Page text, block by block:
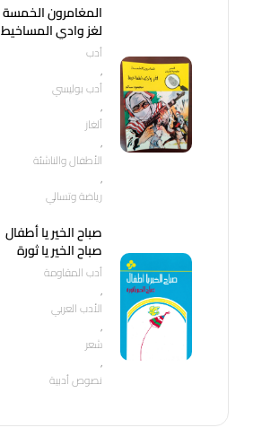
المغامرون الخمسة
لغز وادي المساخيط
أدب
,
أدب بوليسي
,
ألغاز
,
الأطفال والناشئة
,
رياضة وتسالي
صباح الخير يا أطفال
صباح الخير يا ثورة
أدب المقاومة
,
الأدب العربي
,
شعر
,
نصوص أدبية